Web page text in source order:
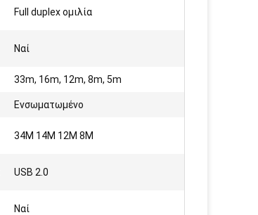
Full duplex ομιλία
Ναί
33m, 16m, 12m, 8m, 5m
Ενσωματωμένο
34M 14M 12M 8M
USB 2.0
Ναί